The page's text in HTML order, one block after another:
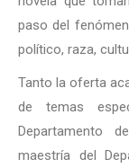
paso del
político, raza,
Tanto la oferta
de temas
Departamento
maestría del